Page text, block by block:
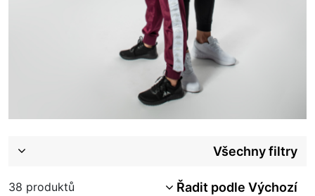
Všechny filtry
38 produktů Řadit podle Výchozí